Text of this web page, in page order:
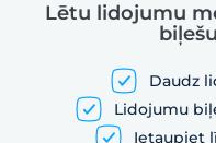
Lētu lidojumu
Daudz
Lidojumu
Ietaupiet